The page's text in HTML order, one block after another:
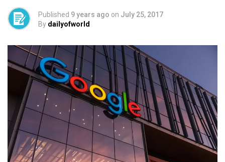
Published 9 years ago on July 25, 2017
By dailyofworld